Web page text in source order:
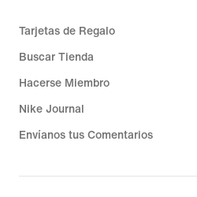
Tarjetas de Regalo
Buscar Tienda
Hacerse Miembro
Nike Journal
Envíanos tus Comentarios